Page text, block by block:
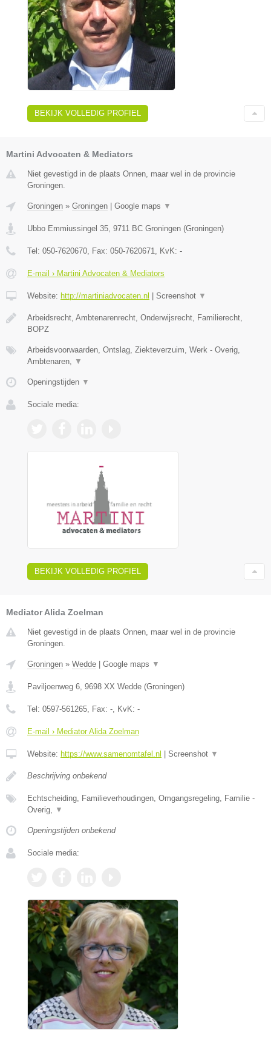
BEKIJK VOLLEDIG PROFIEL
Martini Advocaten & Mediators
Niet gevestigd in de plaats Onnen, maar wel in de provincie
Groningen.
Groningen » Groningen Google maps ▼
Ubbo Emmiussingel 35 9711 BC Groningen (Groningen)
Tel: 050-7620670 , Fax: 050-7620671 , KvK: -
E-mail › Martini Advocaten & Mediators
Website: http://martiniadvocaten.nl Screenshot ▼
Arbeidsrecht, Ambtenarenrecht, Onderwijsrecht, Familierecht,
BOPZ
Arbeidsvoorwaarden, Ontslag, Ziekteverzuim, Werk - Overig,
Ambtenaren,
▼
Openingstijden ▼
Sociale media:
BEKIJK VOLLEDIG PROFIEL
Mediator Alida Zoelman
Niet gevestigd in de plaats Onnen, maar wel in de provincie
Groningen.
Groningen » Wedde | Google maps ▼
Paviljoenweg 6 9698 XX Wedde (Groningen)
Tel: 0597-561265 , Fax: - , KvK: -
E-mail › Mediator Alida Zoelman
Website: https://www.samenomtafel.nl | Screenshot ▼
Beschrijving onbekend
Echtscheiding, Familieverhoudingen, Omgangsregeling, Familie -
Overig,
▼
Openingstijden onbekend
Sociale media: